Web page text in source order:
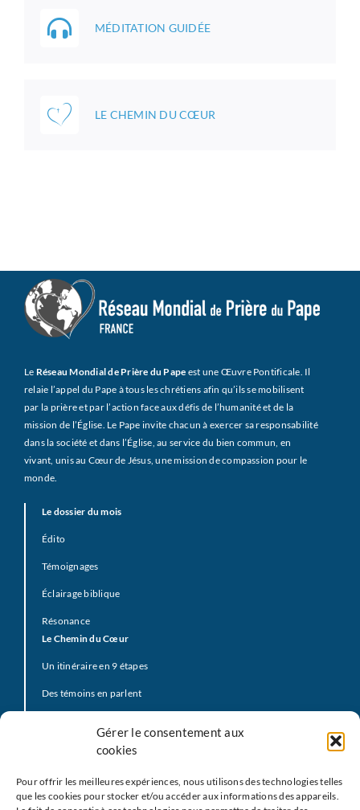
Gérer le consentement aux
cookies
Pour offrir les meilleures expériences, nous utilisons des technologies telles
que les cookies pour stocker et/ou accéder aux informations des appareils.
MÉDITATION GUIDÉE
LE CHEMIN DU CŒUR
Le Réseau Mondial de Prière du Pape est une Œuvre Pontificale. Il
relaie l’appel du Pape à tous les chrétiens afin qu’ils se mobilisent
par la prière et par l’action face aux défis de l’humanité et de la
mission de l’Église. Le Pape invite chacun à exercer sa responsabilité
dans la société et dans l’Église, au service du bien commun, en
vivant, unis au Cœur de Jésus, une mission de compassion pour le
monde.
Le dossier du mois
Édito
Témoignages
Éclairage biblique
Résonance
Le Chemin du Cœur
Un itinéraire en 9 étapes
Des témoins en parlent
La Vidéo du Pape
Prier avec la Parole de Dieu